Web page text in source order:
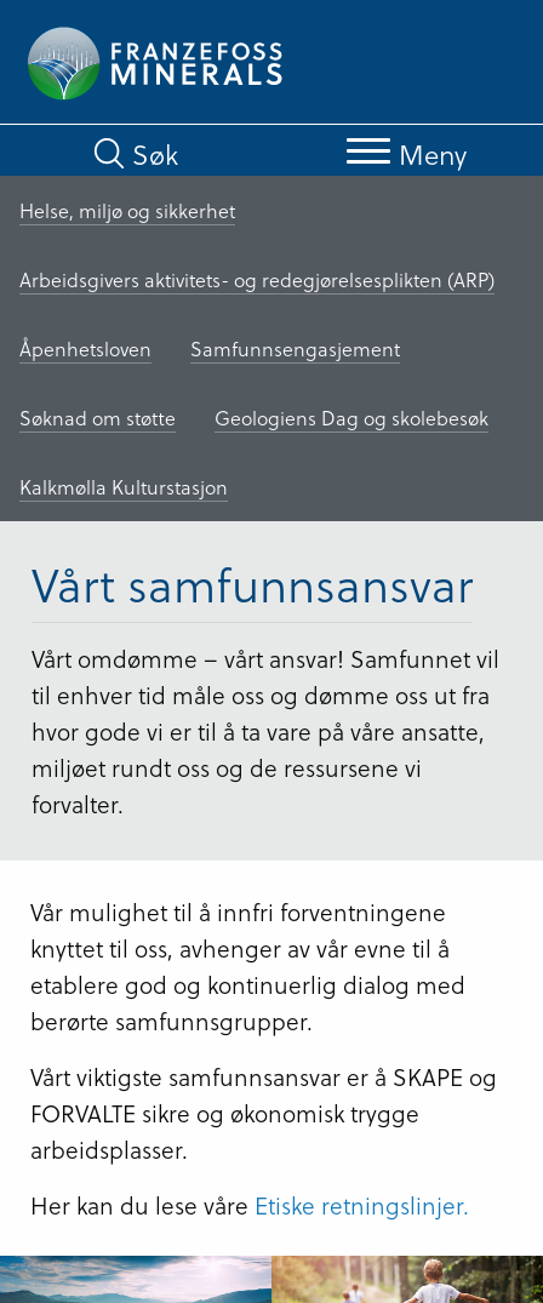
hovedinnhold
Søk Meny
Helse, miljø og sikkerhet
Arbeidsgivers aktivitets- og redegjørelsesplikten (ARP)
Åpenhetsloven Samfunnsengasjement
Søknad om støtte Geologiens Dag og skolebesøk
Kalkmølla Kulturstasjon
Vårt samfunnsansvar
Vårt omdømme – vårt ansvar! Samfunnet vil
til enhver tid måle oss og dømme oss ut fra
hvor gode vi er til å ta vare på våre ansatte,
miljøet rundt oss og de ressursene vi
forvalter.
Vår mulighet til å innfri forventningene
knyttet til oss, avhenger av vår evne til å
etablere god og kontinuerlig dialog med
berørte samfunnsgrupper.
Vårt viktigste samfunnsansvar er å SKAPE og
FORVALTE sikre og økonomisk trygge
arbeidsplasser.
Her kan du lese våre Etiske retningslinjer.